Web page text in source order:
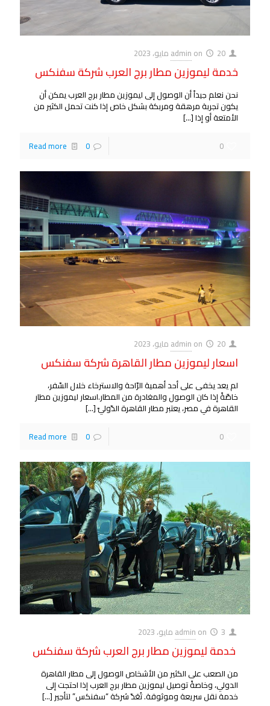
admin on 20 مايو، 2023
خدمة ليموزين مطار برج العرب شركة سفنكس
نحن نعلم جيداً أن الوصول إلى ليموزين مطار برج العرب يمكن أن
يكون تجربة مرهقة ومربكة بشكل خاص إذا كنت تحمل الكثير من
الأمتعة أو إذا[…]
0
0
Read more
admin on 20 مايو، 2023
اسعار ليموزين مطار القاهرة شركة سفنكس
لم يعد يخفى على أحد أهمية الرّاحة والاسترخاء خلال السّفر،
خاصّةً إذا كان الوصول والمغادرة من المطار.اسعار ليموزين مطار
القاهرة في مصر، يعتبر مطار القاهرة الدّوليّ[…]
0
0
Read more
admin on 3 مايو، 2023
خدمة ليموزين مطار برج العرب شركة سفنكس
من الصعب على الكثير من الأشخاص الوصول إلى مطار القاهرة
الدولي، وخاصةً توصيل ليموزين مطار برج العرب إذا احتجت إلى
خدمة نقل سريعة وموثوقة. تُعَدّ شركة “سفنكس” لتأجير […]